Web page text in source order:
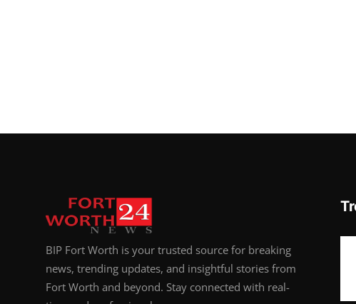
BIP Fort Worth is your trusted source for breaking
news, trending updates, and insightful stories from
Fort Worth and beyond. Stay connected with real-